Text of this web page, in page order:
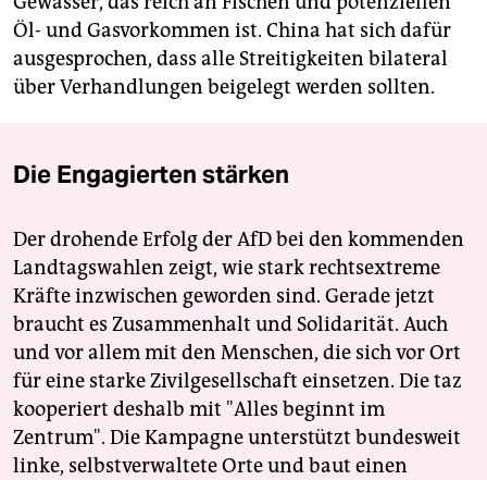
Öl- und Gasvorkommen ist. China hat sich dafür
ausgesprochen, dass alle Streitigkeiten bilateral
über Verhandlungen beigelegt werden sollten.
Die Engagierten stärken
Der drohende Erfolg der AfD bei den kommenden
Landtagswahlen zeigt, wie stark rechtsextreme
Kräfte inzwischen geworden sind. Gerade jetzt
braucht es Zusammenhalt und Solidarität. Auch
und vor allem mit den Menschen, die sich vor Ort
für eine starke Zivilgesellschaft einsetzen. Die taz
kooperiert deshalb mit "Alles beginnt im
Zentrum". Die Kampagne unterstützt bundesweit
linke, selbstverwaltete Orte und baut einen